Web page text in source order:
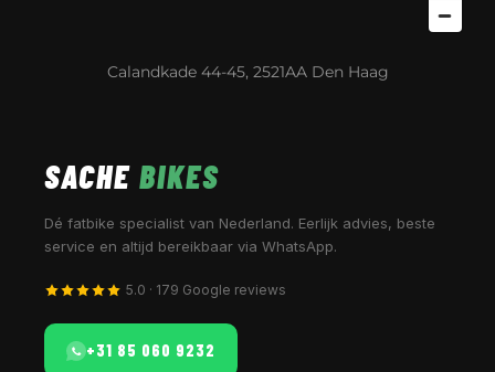
Calandkade 44-45, 2521AA Den Haag
SACHE BIKES
Dé fatbike specialist van Nederland. Eerlijk advies, beste
service en altijd bereikbaar via WhatsApp.
5.0 · 179 Google reviews
+31 85 060 9232